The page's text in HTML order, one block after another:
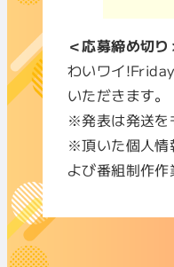
＜応募締め切り
わいワイ
いただきます。
※発表は発送を
※頂いた個人情
よび番組制作作